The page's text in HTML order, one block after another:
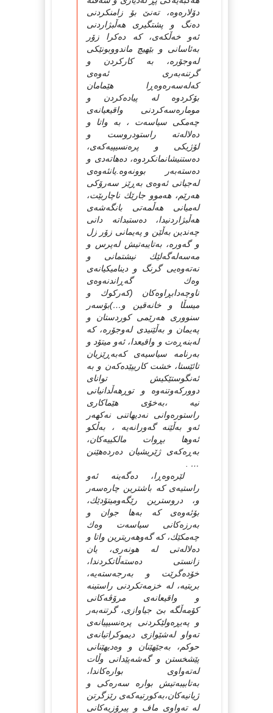
دۆلاره‌وه‌، ته‌نێ‌ بۆ زامنكردنی
ده‌نگ و پشتگیری هه‌ڵبژاردنی
ئه‌و خه‌ڵكه‌ی، كه‌ ده‌كرا زۆر
به‌ئاسانی و بێهیچ ماندووبونێكی
له‌وجۆره‌، به‌ كاركردن و
گرتنه‌به‌ری ئه‌وه‌ی
كه‌له‌سه‌ره‌وه‌ڕا هێمامان
بۆكردوه‌ له‌ پیاده‌كردن و
موماره‌سه‌كردنی واقیعیانه‌ی
چه‌مكی سیاسه‌ت ، به‌ واتا و
ده‌لاله‌ته‌ راستودروست و
لۆژیكی و پره‌نسیپیه‌كه‌ی،
ده‌ستنیشانمانكردوه‌، ده‌هاته‌دی و
ده‌سته‌به‌ر بوونه‌وه‌.یانئه‌وه‌ی
له‌جیاتی ئه‌وه‌ی به‌ڕێز سه‌رۆكی
هه‌رێم، هه‌موو جارێك ناچاربێت،
له‌میانی هه‌ڵمه‌تی بانگه‌شه‌ی
هه‌ڵبژاردنیدا، ده‌ستبداته‌ دانی
چه‌ندین به‌ڵێن و په‌یمانی زۆر زل
و گه‌وره‌، به‌تایبه‌تیش له‌پرس و
مه‌سه‌له‌گه‌لێك نیشتمانی و
نه‌ته‌وه‌یی گرنگ و دینامیكیانه‌ی
وه‌ك گه‌ڕاندنه‌وه‌ی
ناوچه‌دابڕاوه‌كان (كه‌ركوك و
میسڵا و خانه‌قین و…)بۆسه‌ر
سنووری هه‌رێمی كوردستان و
په‌یمان و به‌ڵێنیدی له‌وجۆره‌، كه‌
له‌بنه‌ڕه‌ت و واقیعدا، ئه‌و میتۆد و
به‌رنامه‌ سیاسیه‌ی كه‌به‌ڕێزیان
تائێستا، خشت كاریپێده‌كه‌ن و به‌
ئه‌نگوستێكیش توانای
دووركه‌وتنه‌وه‌ و توڕهه‌ڵدانیانی
نیه‌ ،به‌خۆی هێماكاری
راستوره‌وانی نه‌دیهاتنی نه‌كهه‌ر
ئه‌و به‌ڵێنه‌ گه‌ورانه‌یه‌ ، به‌ڵكو
ئه‌وها بڕوات مالكییه‌كان،
به‌ڕه‌كه‌ی ژێریشیان ده‌رده‌هێنن
… .
لێره‌وه‌ڕا، ده‌گه‌ینه‌ ئه‌و
راستیه‌ی كه‌ باشترین چاره‌سه‌ر
و، دروسترین رێگه‌ومیتۆدێك،
بۆئه‌وه‌ی كه‌ به‌ها جوان و
به‌رزه‌كانی سیاسه‌ت وه‌ك
چه‌مكێك، كه‌ گه‌وهه‌ریترین واتا و
ده‌لاله‌تی له‌ هونه‌ری، یان
زانستی ده‌سته‌ڵاتكردندا،
خۆده‌گرێت و به‌رجه‌سته‌یه‌،
بریتیه‌، له‌ خزمه‌تكردنی راستینه‌
و واقیعانه‌ی مرۆڤه‌كانی
كۆمه‌ڵگه‌ بێ جیاوازی، گرتنه‌به‌ر
و په‌یڕه‌ولێكردنی پره‌نسیپیانه‌ی
ته‌واو له‌شێوازی دیموكراتیانه‌ی
حوكم، به‌جێهێنان و وه‌دیهێنانی
پێشخستن و گه‌شه‌پێدانی وڵات
له‌ته‌واوی بواره‌كاندا،
به‌تابیبه‌تیش بواره‌ سه‌ره‌كی و
ژیانیه‌كان،به‌كورتیه‌كه‌ی رێزگرتن
له‌ ته‌واوی ماف و پیرۆزیه‌كانی